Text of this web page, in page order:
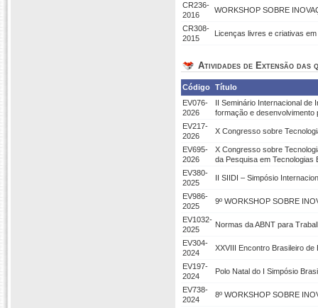
CR236-
2016
WORKSHOP SOBRE
CR308-
2015
Licenças livres e criativas
Atividades de Extensão das
Código Título
EV076-
2026
II Seminário Internacional de
formação e
EV217-
2026
X Congresso sobre
EV695-
2026
X Congresso sobre
da Pesquisa em Tecnologias
EV380-
2025
II SIIDI – Simpósio
EV986-
2025
9º WORKSHOP SOBRE
EV1032-
2025
Normas da ABNT para
EV304-
2024
XXVIII Encontro Brasileiro
EV197-
2024
Polo Natal do I Simpósio
EV738-
2024
8º WORKSHOP SOBRE